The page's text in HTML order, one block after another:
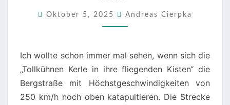
Oktober 5, 2025 Andreas Cierpka
Ich wollte schon immer mal sehen, wenn sich die
„Tollkühnen Kerle in ihre fliegenden Kisten“ die
Bergstraße mit Höchstgeschwindigkeiten von
250 km/h noch oben katapultieren. Die Strecke